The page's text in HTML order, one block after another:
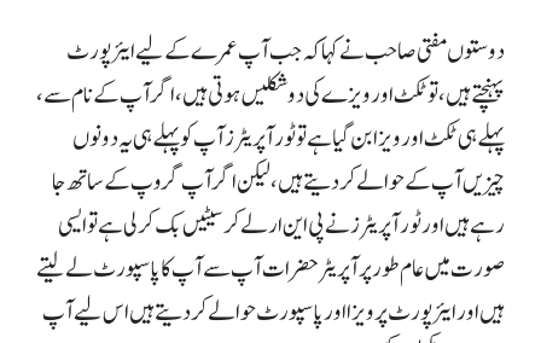
دوستوں مفتی صاحب نے کہا کہ جب آپ عمرے کے لیے ایئرپورٹ
پہنچتے ہیں، تو ٹکٹ اور ویزے کی دو شکلیں ہوتی ہیں، اگر آپ کے نام سے،
پہلے ہی ٹکٹ اور ویزا بن گیا ہے تو ٹور آپریٹرز آپ کو پہلے ہی یہ دونوں
چیزیں آپ کے حوالے کر دیتے ہیں، لیکن اگر آپ گروپ کے ساتھ جا
رہے ہیں اور ٹور آپریٹرز نے پی این ار لے کر سیٹیں بک کر لی ہے تو ایسی
صورت میں عام طور پر آپریٹر حضرات آپ سے آپ کا پاسپورٹ لے لیتے
ہیں اور ایئرپورٹ پر ویزا اور پاسپورٹ حوالے کر دیتے ہیں اس لیے آپ